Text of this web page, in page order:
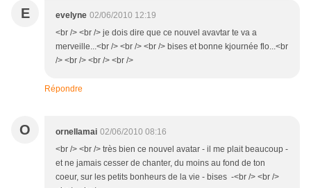
E evelyne 02/06/2010 12:19
<br /> <br /> je dois dire que ce nouvel avavtar te va a
merveille...<br /> <br /> <br /> bises et bonne kjournée flo...<br
/> <br /> <br /> <br />
Répondre
O ornellamai 02/06/2010 08:16
<br /> <br /> très bien ce nouvel avatar - il me plait beaucoup -
et ne jamais cesser de chanter, du moins au fond de ton
coeur, sur les petits bonheurs de la vie - bises -<br /> <br />